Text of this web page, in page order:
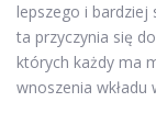
lepszego i bardziej
ta przyczynia się
których każdy ma
wnoszenia wkładu